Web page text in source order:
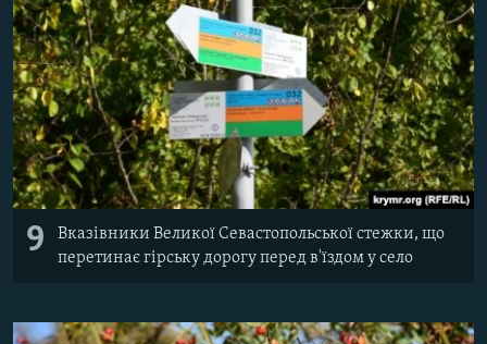
9
Вказівники Великої Севастопольської стежки, що
перетинає гірську дорогу перед в'їздом у село